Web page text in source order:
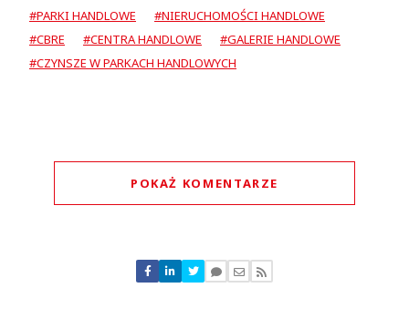
#PARKI HANDLOWE
#NIERUCHOMOŚCI HANDLOWE
#CBRE
#CENTRA HANDLOWE
#GALERIE HANDLOWE
#CZYNSZE W PARKACH HANDLOWYCH
POKAŻ KOMENTARZE
Nie znaleziono komentarzy
Zostaw swoje komentarze